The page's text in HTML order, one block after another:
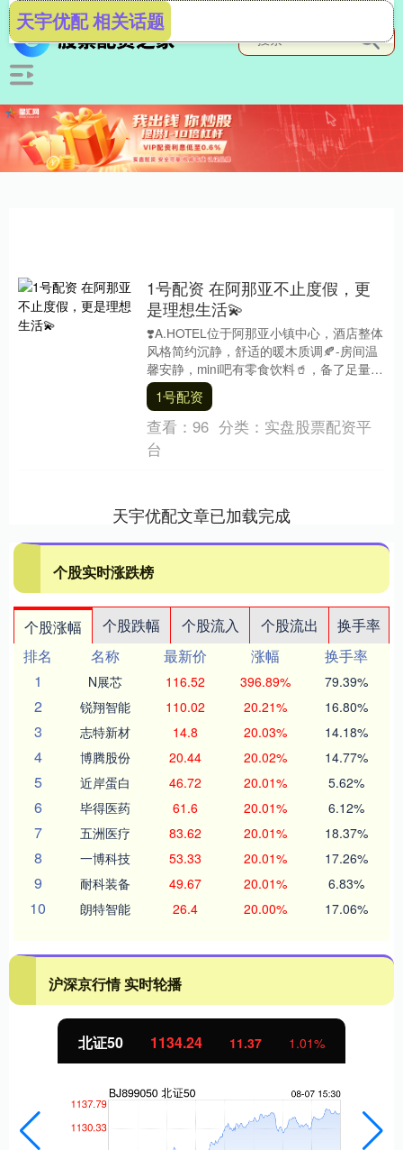
天宇优配 相关话题
1号配资 在阿那亚不止度假，更
是理想生活💫
❣️A.HOTEL位于阿那亚小镇中心，酒店整体
风格简约沉静，舒适的暖木质调🍂-房间温
馨安静，mini吧有零食饮料🥤，备了足量的
饮用水，很贴心～洗护备品齐全，床品....
1号配资
查看： 96 分类： 实盘股票配资平
台
天宇优配文章已加载完成
个股实时涨跌榜
个股涨幅 个股跌幅 个股流入 个股流出
换手率
排名
名称 最新价 涨幅
换手率
1
N展芯 116.52 396.89% 79.39%
2 锐翔智能 110.02 20.21% 16.80%
3 志特新材 14.8 20.03% 14.18%
4 博腾股份 20.44 20.02% 14.77%
5 近岸蛋白 46.72 20.01% 5.62%
6 毕得医药 61.6 20.01% 6.12%
7 五洲医疗 83.62 20.01% 18.37%
8 一博科技 53.33 20.01% 17.26%
9 耐科装备 49.67 20.01% 6.83%
10 朗特智能 26.4 20.00% 17.06%
沪深京行情 实时轮播
北证50 1134.24 11.37 1.01%